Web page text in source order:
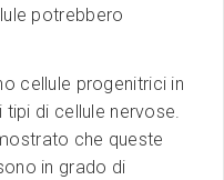
potrebbero
cellule progenitrici in
di cellule nervose.
che queste
in grado di